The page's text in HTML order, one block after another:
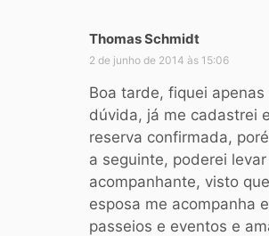
Thomas Schmidt
i
s
e
:
2 de junho de 2014 às 15:06
Boa tarde, fiquei apenas
dúvida, já me cadastrei
reserva confirmada,
a seguinte, poderei levar
acompanhante, visto
esposa me acompanha
passeios e eventos e